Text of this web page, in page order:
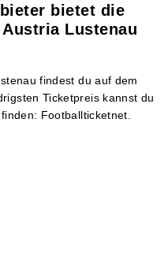
bietet die
Lustenau
findest du auf dem
Ticketpreis kannst du
Footballticketnet.